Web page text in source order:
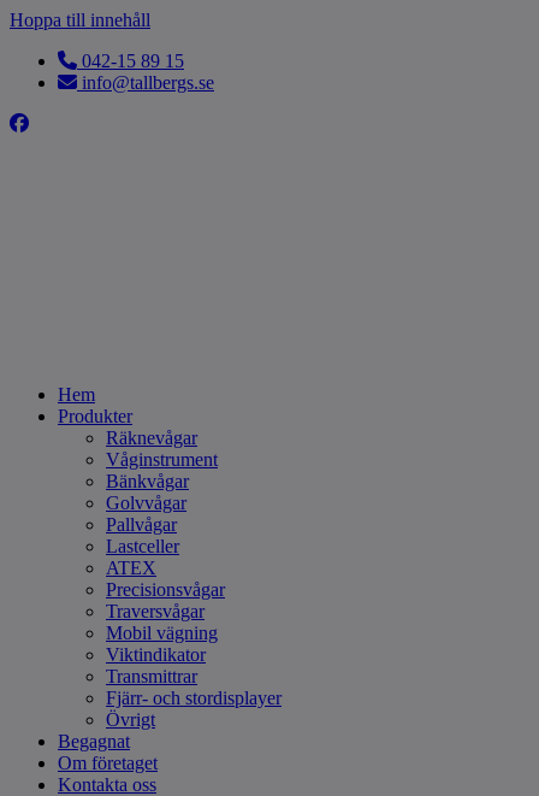
Hoppa till innehåll
042-15 89 15
info@tallbergs.se
Hem
Produkter
Räknevågar
Våginstrument
Bänkvågar
Golvvågar
Pallvågar
Lastceller
ATEX
Precisionsvågar
Traversvågar
Mobil vägning
Viktindikator
Transmittrar
Fjärr- och stordisplayer
Övrigt
Begagnat
Om företaget
Kontakta oss